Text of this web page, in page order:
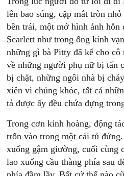
lên bao súng, cặp mắt tròn
bên trái, một mớ hình ảnh hỗn
Scarlett như trong ống kính
những gì bà Pitty đã kể cho cô
về những người phụ nữ bị tấn
bị chặt, những ngôi nhà bị
xiên vì chúng khóc, tất cả
tả được ấy đều chứa đựng trong
Trong cơn kinh hoàng, động
trốn vào trong một cái tủ
xuống gậm giường, cuối cùng
lao xuống cầu thàng phía sau